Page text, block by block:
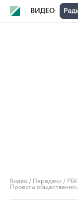
ВИДЕО
Видео / Передачи /
Проекты